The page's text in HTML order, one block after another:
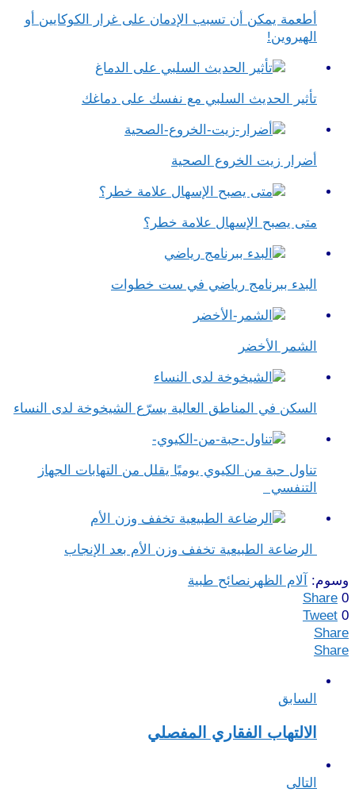
أطعمة يمكن أن تسبب الإدمان على غرار الكوكايين أو
الهيروين!
تأثير الحديث السلبي مع نفسك على دماغك
أضرار زيت الخروع الصحية
متى يصبح الإسهال علامة خطر؟
البدء ببرنامج رياضي في ست خطوات
الشمر الأخضر
السكن في المناطق العالية يسرّع الشيخوخة لدى النساء
تناول حبة من الكيوي يوميًا يقلل من التهابات الجهاز
التنفسي
الرضاعة الطبيعية تخفف وزن الأم بعد الإنجاب
وسوم: آلام الظهر نصائح طبية
Share 0
Tweet 0
Share
Share
السابق
الالتهاب الفقاري المفصلي
التالى